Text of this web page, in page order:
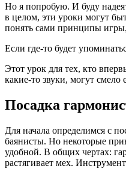
Но я попробую. И буду
в целом, эти уроки могут
понять сами принципы
Если где-то будет
Этот урок для тех, кто
какие-то звуки, могут смело
Посадка
Для начала определимся с
баянисты. Но некоторые
удобной. В общих чертах:
растягивает мех.